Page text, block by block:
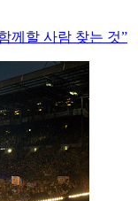
께할 사람 찾는 것”